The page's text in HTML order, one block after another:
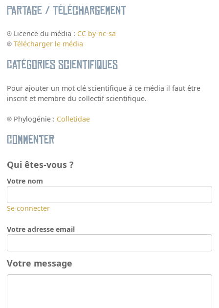
Partage / Téléchargement
Licence du média : CC by-nc-sa
Télécharger le média
Catégories scientifiques
Pour ajouter un mot clé scientifique à ce média il faut être
inscrit et membre du collectif scientifique.
Phylogénie : Colletidae
Commenter
Qui êtes-vous ?
Votre nom
Se connecter
Votre adresse email
Votre message